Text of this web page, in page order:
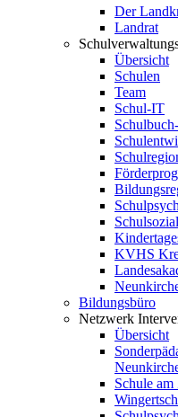
Der
Landrat
Übersicht
Schulen
Team
Schul-IT
KVHS
Bildungsbüro
Netzwerk
Übersicht
Schule